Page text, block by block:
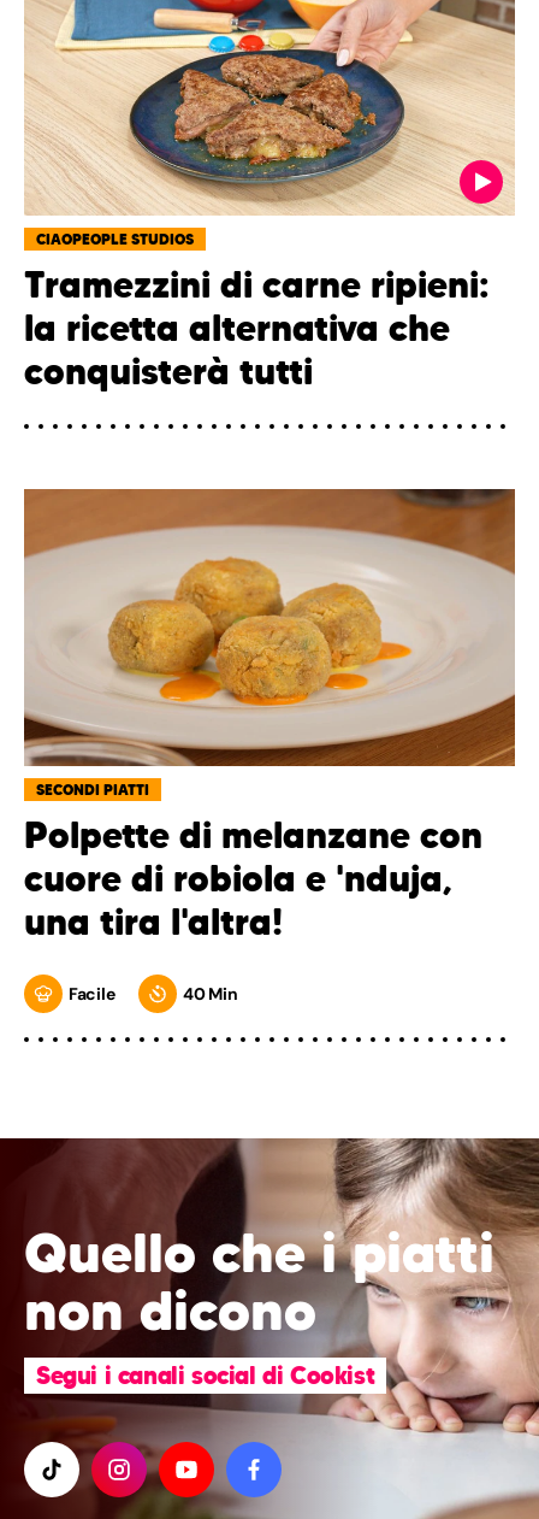
CIAOPEOPLE STUDIOS
Tramezzini di carne ripieni:
la ricetta alternativa che
conquisterà tutti
SECONDI PIATTI
Polpette di melanzane con
cuore di robiola e 'nduja,
una tira l'altra!
Facile 40 Min
Quello che i piatti
non dicono
Segui i canali social di Cookist